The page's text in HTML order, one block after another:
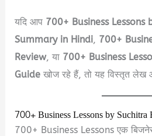
यदि आप 700+ Business Lessons
Summary in Hindi, 700+
Review, या 700+ Business
Guide खोज रहे हैं, तो यह विस्तृत लेख
700+ Business Lessons by
700+ Business Lessons एक